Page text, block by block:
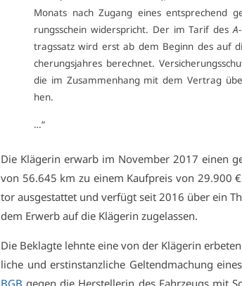
Mo­nats nach Zu­gang ei­nes ent­spre­chend
rungs­schein wi­der­spricht. Der im Ta­rif desA
trags­satz wird erst ab dem Be­ginn des auf
che­rungs­jah­res be­rech­net.
die im Zu­sam­men­hang mit dem Ver­trag
hen.
…“
Die Klä­ge­rin er­warb im No­vem­ber 2017 ei­nen
von 56.645 km zu ei­nem Kauf­preis von 29.900
tor aus­ge­stat­tet und ver­fügt seit 2016 über ein
dem Er­werb auf die Klä­ge­rin zu­ge­las­sen.
Die Be­klag­te lehn­te ei­ne von der Klä­ge­rin
li­che und erst­in­stanz­li­che Gel­tend­ma­chung
BGB ge­gen die Her­stel­le­rin des Fahr­zeugs mit